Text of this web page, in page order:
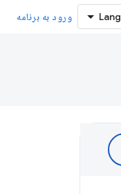
ورود به برنامه